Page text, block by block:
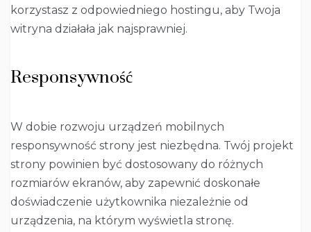
korzystasz z odpowiedniego hostingu, aby Twoja
witryna działała jak najsprawniej.
Responsywność
W dobie rozwoju urządzeń mobilnych
responsywność strony jest niezbędna. Twój projekt
strony powinien być dostosowany do różnych
rozmiarów ekranów, aby zapewnić doskonałe
doświadczenie użytkownika niezależnie od
urządzenia, na którym wyświetla stronę.